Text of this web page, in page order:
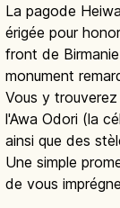
La pagode
érigée pour
front de
monument
Vous y
l'Awa Odori (la
ainsi que des
Une simple
de vous